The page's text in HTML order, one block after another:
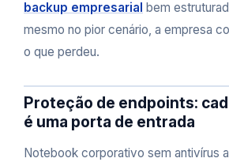
backup empresarial bem
mesmo no pior cenário, a empresa
o que perdeu.
Proteção de endpoints:
é uma porta de entrada
Notebook corporativo sem antivírus